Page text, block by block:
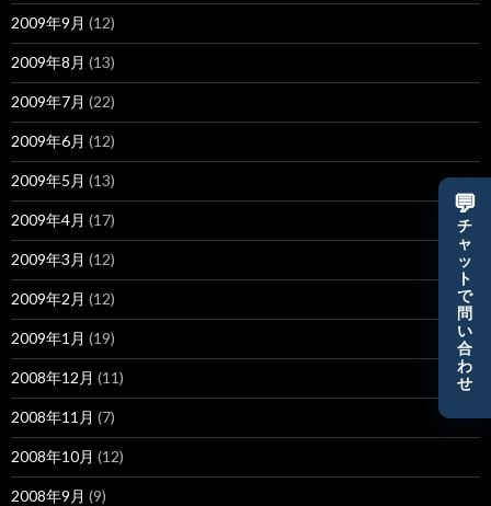
2009年9月 (12)
2009年8月 (13)
2009年7月 (22)
2009年6月 (12)
2009年5月 (13)
2009年4月 (17)
2009年3月 (12)
2009年2月 (12)
2009年1月 (19)
2008年12月 (11)
2008年11月 (7)
2008年10月 (12)
2008年9月 (9)
💬
チ
ャ
ッ
ト
で
問
い
合
わ
せ